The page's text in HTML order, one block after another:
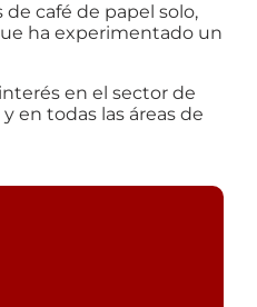
café de papel solo,
ha experimentado un
en el sector de
en todas las áreas de